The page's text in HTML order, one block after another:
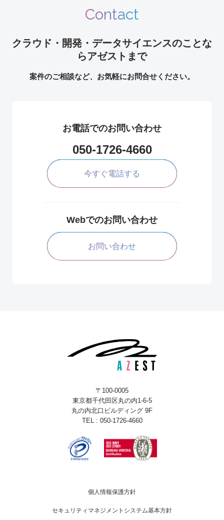
Contact
クラウド・開発・データサイエンスのことな
らアゼストまで
案件のご相談など、お気軽にお問合せください。
お電話でのお問い合わせ
050-1726-4660
今すぐ電話する
Webでのお問い合わせ
お問い合わせ
〒100-0005
東京都千代田区丸の内1-6-5
丸の内北口ビルディング 9F
TEL : 050-1726-4660
個人情報保護方針
セキュリティマネジメントシステム基本方針